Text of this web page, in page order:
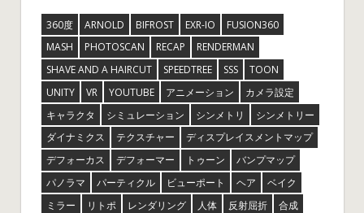
360度 ARNOLD BIFROST EXR-IO
FUSION360
MASH
PHOTOSCAN RECAP
RENDERMAN
SHAVE AND A HAIRCUT
SPEEDTREE SSS
TOON
UNITY
VR YOUTUBE アニメーション
カメラ設定
キャラクタ
シミュレーション シンメトリ
シンメトリー
ダイナミクス
テクスチャー
ディスプレイスメントマップ
デフォーカス
デフォーマー トゥーン
バンプマップ
パノラマ
パーティクル ビューポート ヘア
ベイク
ミラー
リトポ レンダリング 人体 反射屈折
合成